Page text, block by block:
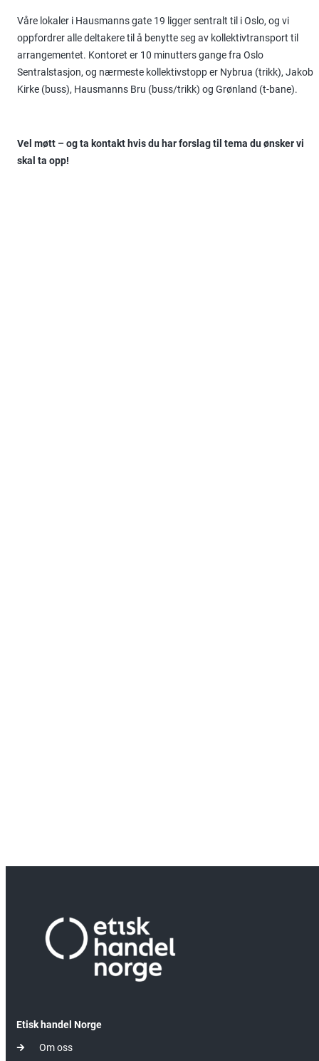
Våre lokaler i Hausmanns gate 19 ligger sentralt til i Oslo, og vi
oppfordrer alle deltakere til å benytte seg av kollektivtransport til
arrangementet. Kontoret er 10 minutters gange fra Oslo
Sentralstasjon, og nærmeste kollektivstopp er Nybrua (trikk), Jakob
Kirke (buss), Hausmanns Bru (buss/trikk) og Grønland (t-bane).
Vel møtt – og ta kontakt hvis du har forslag til tema du ønsker vi
skal ta opp!
Etisk handel Norge
Om oss